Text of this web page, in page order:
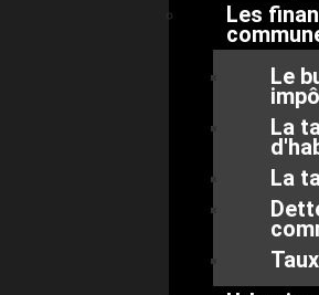
Les
Le
La
La